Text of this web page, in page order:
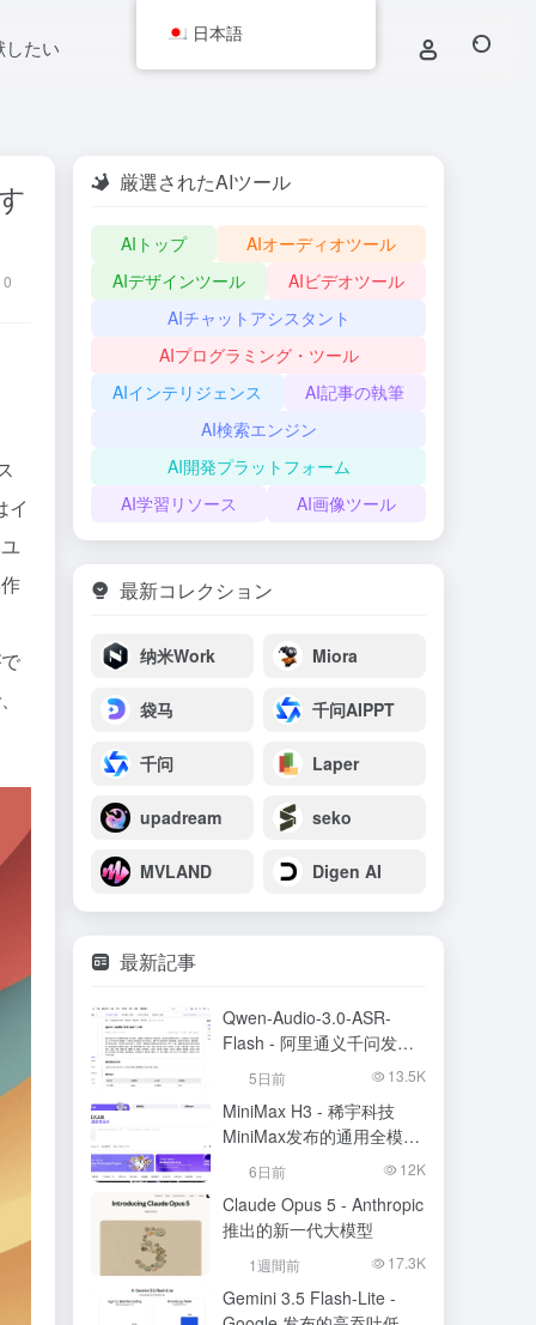
したい
0
イ
厳選されたAIツール
AIトップ
AIオーディオツール
AIデザインツール
AIビデオツール
AIチャットアシスタント
AIプログラミング・ツール
AIインテリジェンス
AI記事の執筆
AI検索エンジン
AI開発プラットフォーム
AI学習リソース
AI画像ツール
最新コレクション
纳米Work Miora
袋马 千问AIPPT
千问 Laper
upadream seko
MVLAND Digen AI
最新記事
Qwen-Audio-3.0-ASR-
Flash - 阿里通义千问发布
的语音识别大模型
5日前 13.5K
MiniMax H3 - 稀宇科技
MiniMax发布的通用全模态
生成模型
6日前 12K
Claude Opus 5 - Anthropic
推出的新一代大模型
1週間前 17.3K
Gemini 3.5 Flash-Lite -
日本語